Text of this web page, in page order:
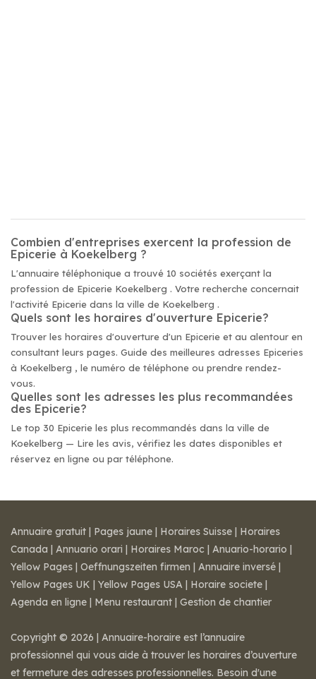
Combien d'entreprises exercent la profession de
Epicerie à Koekelberg ?
L'annuaire téléphonique a trouvé 10 sociétés exerçant la
profession de Epicerie Koekelberg . Votre recherche concernait
l'activité Epicerie dans la ville de Koekelberg .
Quels sont les horaires d'ouverture Epicerie?
Trouver les horaires d'ouverture d'un Epicerie et au alentour en
consultant leurs pages. Guide des meilleures adresses Epiceries
à Koekelberg , le numéro de téléphone ou prendre rendez-
vous.
Quelles sont les adresses les plus recommandées
des Epicerie?
Le top 30 Epicerie les plus recommandés dans la ville de
Koekelberg — Lire les avis, vérifiez les dates disponibles et
réservez en ligne ou par téléphone.
Annuaire gratuit | Pages jaune | Horaires Suisse | Horaires
Canada | Annuario orari | Horaires Maroc | Anuario-horario |
Yellow Pages | Oeffnungszeiten firmen | Annuaire inversé |
Yellow Pages UK | Yellow Pages USA | Horaire societe |
Agenda en ligne | Menu restaurant | Gestion de chantier
Copyright © 2026 | Annuaire-horaire est l’annuaire
professionnel qui vous aide à trouver les horaires d’ouverture
et fermeture des adresses professionnelles. Besoin d'une